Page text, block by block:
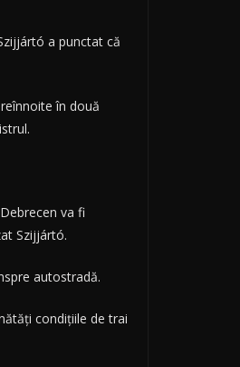
a punctat că
în două
va fi
Szijjártó.
autostradă.
condiţiile de trai